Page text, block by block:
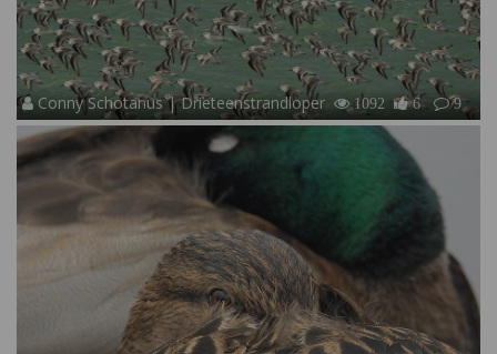
Conny Schotanus | Drieteenstrandloper 1092 6 9